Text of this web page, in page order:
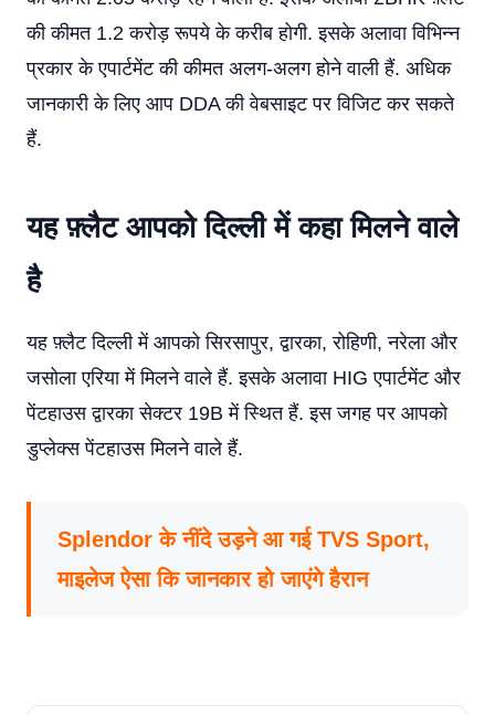
की कीमत 1.2 करोड़ रूपये के करीब होगी. इसके अलावा विभिन्न
प्रकार के एपार्टमेंट की कीमत अलग-अलग होने वाली हैं. अधिक
जानकारी के लिए आप DDA की वेबसाइट पर विजिट कर सकते
हैं.
यह फ़्लैट आपको दिल्ली में कहा मिलने वाले
है
यह फ़्लैट दिल्ली में आपको सिरसापुर, द्वारका, रोहिणी, नरेला और
जसोला एरिया में मिलने वाले हैं. इसके अलावा HIG एपार्टमेंट और
पेंटहाउस द्वारका सेक्टर 19B में स्थित हैं. इस जगह पर आपको
डुप्लेक्स पेंटहाउस मिलने वाले हैं.
Splendor के नींदे उड़ने आ गई TVS Sport,
माइलेज ऐसा कि जानकार हो जाएंगे हैरान